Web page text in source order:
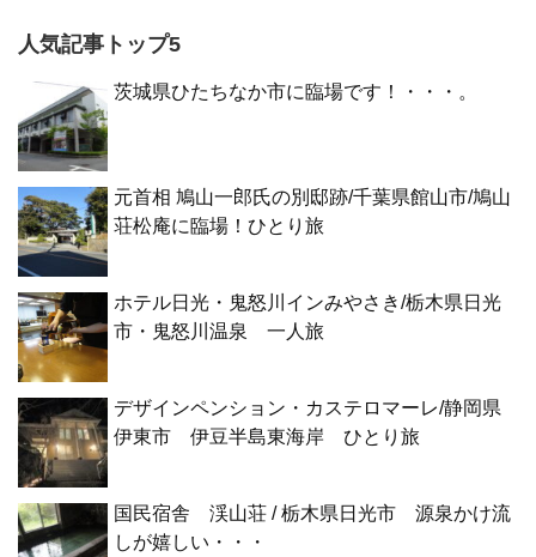
人気記事トップ5
茨城県ひたちなか市に臨場です！・・・。
元首相 鳩山一郎氏の別邸跡/千葉県館山市/鳩山
荘松庵に臨場！ひとり旅
ホテル日光・鬼怒川インみやさき/栃木県日光
市・鬼怒川温泉 一人旅
デザインペンション・カステロマーレ/静岡県
伊東市 伊豆半島東海岸 ひとり旅
国民宿舎 渓山荘 / 栃木県日光市 源泉かけ流
しが嬉しい・・・